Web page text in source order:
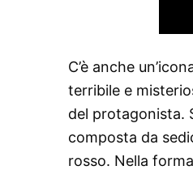
C’è anche
terribile e
del protagonista.
composta da
rosso. Nella